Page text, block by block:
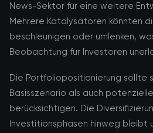
News-Sektor für eine weitere
Mehrere Katalysatoren könnten
beschleunigen oder umlenken,
Beobachtung für Investoren
Die Portfoliopositionierung sollte
Basisszenario als auch
berücksichtigen. Die
Investitionsphasen hinweg bleibt